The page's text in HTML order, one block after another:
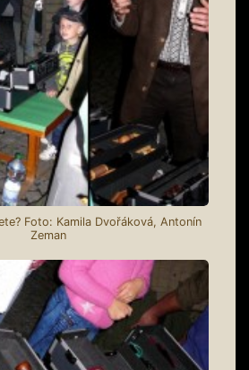
Foto: Kamila Dvořáková, Antonín
Zeman